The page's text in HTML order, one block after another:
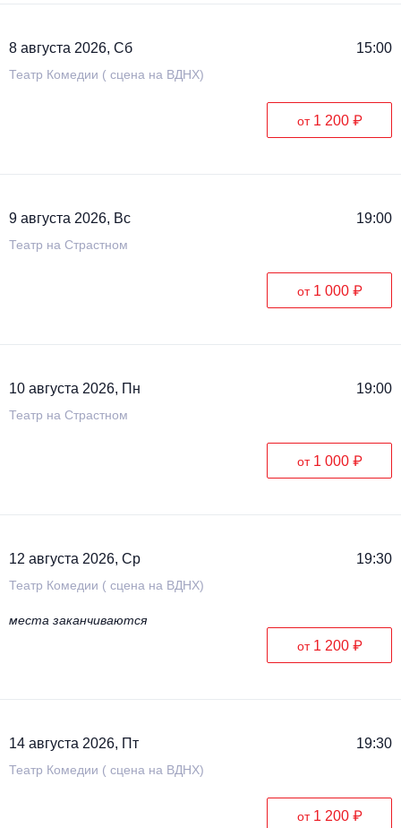
8 августа 2026, Сб 15:00
Театр Комедии ( сцена на ВДНХ)
от 1 200 ₽
9 августа 2026, Вс 19:00
Театр на Страстном
от 1 000 ₽
10 августа 2026, Пн 19:00
Театр на Страстном
от 1 000 ₽
12 августа 2026, Ср 19:30
Театр Комедии ( сцена на ВДНХ)
места заканчиваются
от 1 200 ₽
14 августа 2026, Пт 19:30
Театр Комедии ( сцена на ВДНХ)
от 1 200 ₽